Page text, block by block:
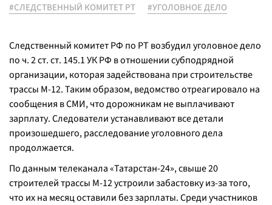
#СЛЕДСТВЕННЫЙ КОМИТЕТ РТ
#УГОЛОВНОЕ ДЕЛО
Следственный комитет РФ по РТ возбудил уголовное дело
по ч. 2 ст. ст. 145.1 УК РФ в отношении субподрядной
организации, которая задействована при строительстве
трассы М-12. Таким образом, ведомство отреагировало на
сообщения в СМИ, что дорожникам не выплачивают
зарплату. Следователи устанавливают все детали
произошедшего, расследование уголовного дела
продолжается.
По данным телеканала «Татарстан-24», свыше 20
строителей трассы М-12 устроили забастовку из-за того,
что их на месяц оставили без зарплаты. Среди участников